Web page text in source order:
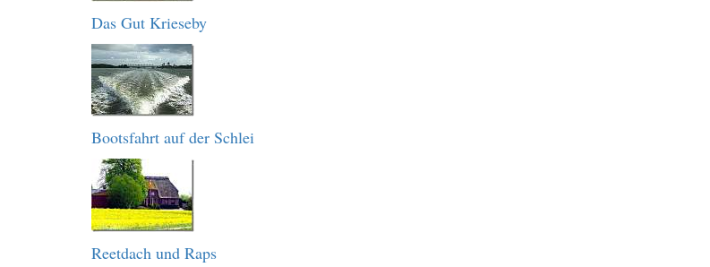
Das Gut Krieseby
Bootsfahrt auf der Schlei
Reetdach und Raps